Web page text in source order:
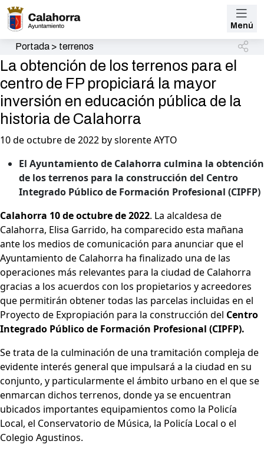
Menú
Portada> terrenos
La obtención de los terrenos para el
centro de FP propiciará la mayor
inversión en educación pública de la
historia de Calahorra
10 de octubre de 2022 by slorente AYTO
El Ayuntamiento de Calahorra culmina la obtención
de los terrenos para la construcción del Centro
Integrado Público de Formación Profesional (CIPFP)
Calahorra 10 de octubre de 2022. La alcaldesa de
Calahorra, Elisa Garrido, ha comparecido esta mañana
ante los medios de comunicación para anunciar que el
Ayuntamiento de Calahorra ha finalizado una de las
operaciones más relevantes para la ciudad de Calahorra
gracias a los acuerdos con los propietarios y acreedores
que permitirán obtener todas las parcelas incluidas en el
Proyecto de Expropiación para la construcción del Centro
Integrado Público de Formación Profesional (CIPFP).
Se trata de la culminación de una tramitación compleja de
evidente interés general que impulsará a la ciudad en su
conjunto, y particularmente el ámbito urbano en el que se
enmarcan dichos terrenos, donde ya se encuentran
ubicados importantes equipamientos como la Policía
Local, el Conservatorio de Música, la Policía Local o el
Colegio Agustinos.